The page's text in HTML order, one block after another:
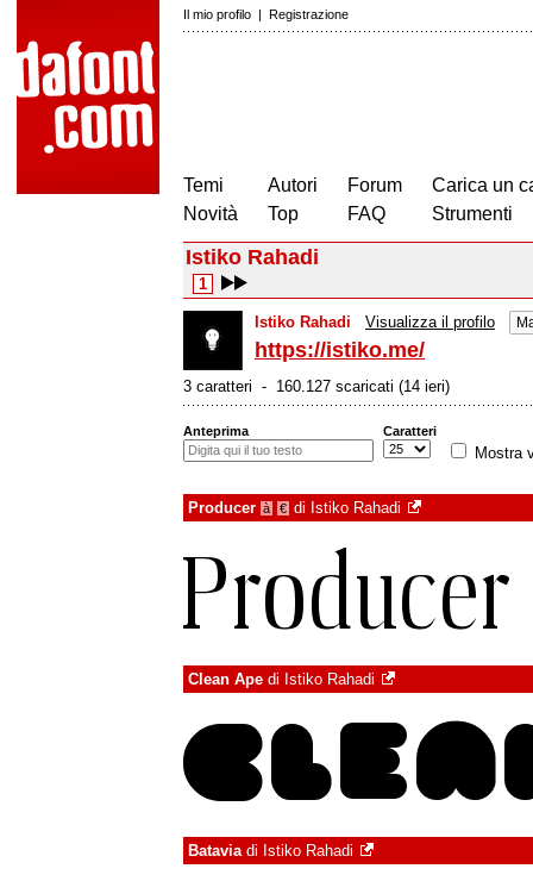
Il mio profilo | Registrazione
Temi
Novità
Autori
Top
Forum
FAQ
Carica un
Strumenti
Istiko Rahadi
1
Istiko Rahadi Visualizza il profilo
https://istiko.me/
3 caratteri - 160.127 scaricati (14 ieri)
Anteprima Caratteri
Mostra
Producer à € di Istiko Rahadi
Clean Ape di Istiko Rahadi
Bataviadi Istiko Rahadi